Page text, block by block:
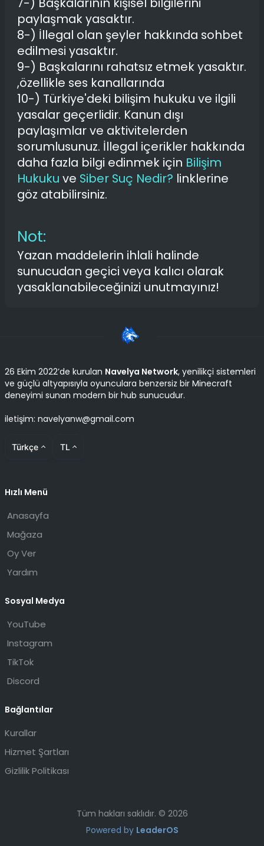
paylaşmak yasaktır.
8-) İllegal olan şeyler hakkında sohbet
edilmesi yasaktır.
9-) Başkalarını rahatsız etmek yasaktır.
,özellikle ses kanallarında
10-) Türkiye'deki bilişim hukuku ve ilgili
yasalar geçerlidir. Kanun dışı
paylaşımlar ve aktivitelerden
sorumlusunuz. İllegal içerikler hakkında
daha fazla bilgi edinmek için Bilişim
Hukuku ve Siber Suç Nedir? linklerine
göz atabilirsiniz.
Not:
Yazan maddelerin ihlali halinde
sunucudan geçici veya kalıcı olarak
yasaklanabileceğinizi unutmayınız!
26 Ekim 2022’de kurulan Navelya Network, yenilikçi sistemleri
ve güçlü altyapısıyla oyunculara benzersiz bir Minecraft
deneyimi sunan modern bir hub sunucudur.
iletişim: navelyanw@gmail.com
Türkçe TL
Hızlı Menü
Anasayfa
Mağaza
Oy Ver
Yardım
Sosyal Medya
YouTube
Instagram
TikTok
Discord
Bağlantılar
Kurallar
Hizmet Şartları
Gizlilik Politikası
Tüm hakları saklıdır. © 2026
Powered by LeaderOS